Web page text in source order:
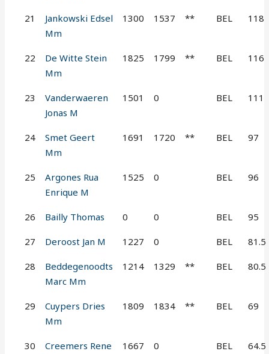
21
Jankowski Edsel
Mm
1300 1537 ** BEL 118
22
De Witte Stein
Mm
1825 1799 ** BEL 116
23
Vanderwaeren
Jonas M
1501 0 BEL 111
24
Smet Geert
Mm
1691 1720 ** BEL 97
25
Argones Rua
Enrique M
1525 0 BEL 96
26 Bailly Thomas 0 0 BEL 95
27 Deroost Jan M 1227 0 BEL 81.5
28
Beddegenoodts
Marc Mm
1214 1329 ** BEL 80.5
29
Cuypers Dries
Mm
1809 1834 ** BEL 69
30
Creemers Rene
1667 0 BEL 64.5